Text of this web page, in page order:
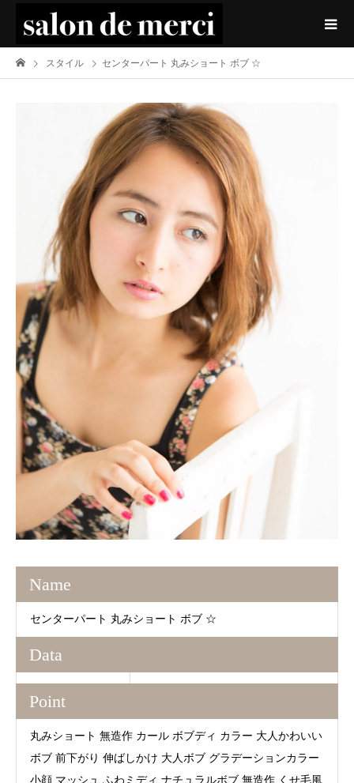
スタイル センターパート 丸みショート ボブ ☆
Name
センターパート 丸みショート ボブ ☆
Data
Point
丸みショート 無造作 カール ボブディ カラー 大人かわいい
ボブ 前下がり 伸ばしかけ 大人ボブ グラデーションカラー
小顔 マッシュ ふわミディ ナチュラルボブ 無造作 くせ毛風